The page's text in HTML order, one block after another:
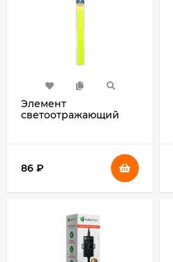
Элемент
светоотражающий
86 ₽